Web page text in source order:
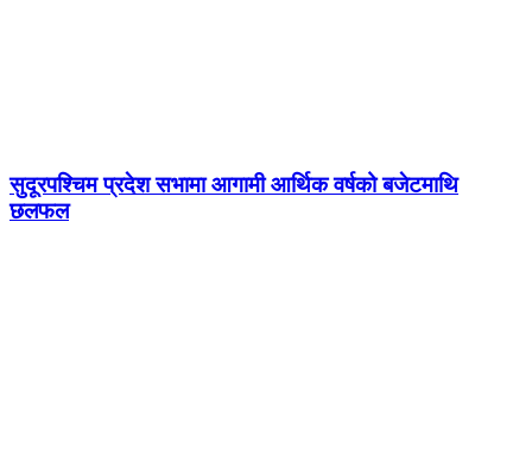
सुदूरपश्चिम प्रदेश सभामा आगामी आर्थिक वर्षको बजेटमाथि
छलफल